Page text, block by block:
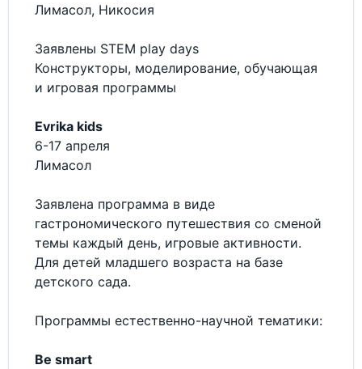
Лимасол, Никосия
Заявлены STEM play days
Конструкторы, моделирование, обучающая
и игровая программы
Evrika kids
6-17 апреля
Лимасол
Заявлена программа в виде
гастрономического путешествия со сменой
темы каждый день, игровые активности.
Для детей младшего возраста на базе
детского сада.
Программы естественно-научной тематики:
Be smart